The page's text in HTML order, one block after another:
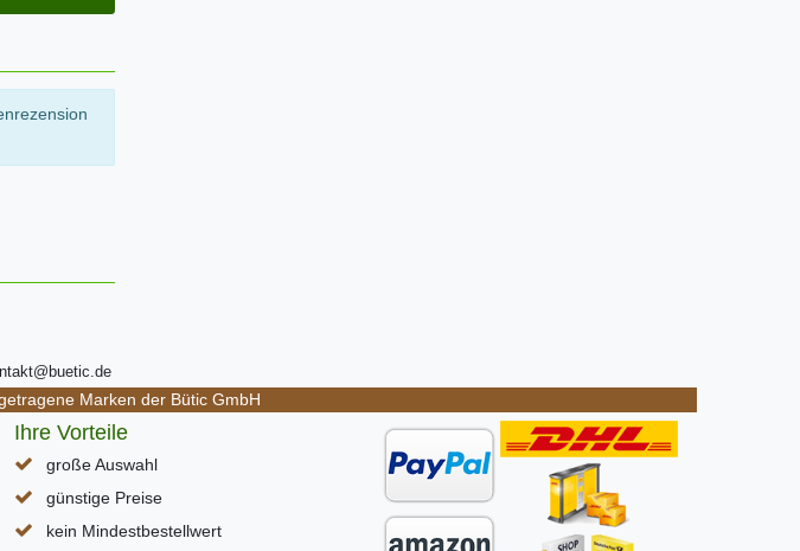
Marken der Bütic GmbH
Ihre Vorteile
große Auswahl
günstige Preise
kein Mindestbestellwert